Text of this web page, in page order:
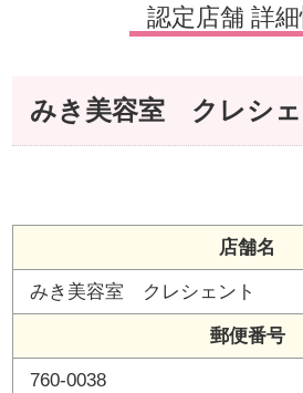
認定店舗 詳
みき美容室 クレシェ
店舗名
みき美容室 クレシェント
郵便番号
760-0038